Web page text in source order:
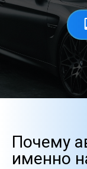
Почему
именно